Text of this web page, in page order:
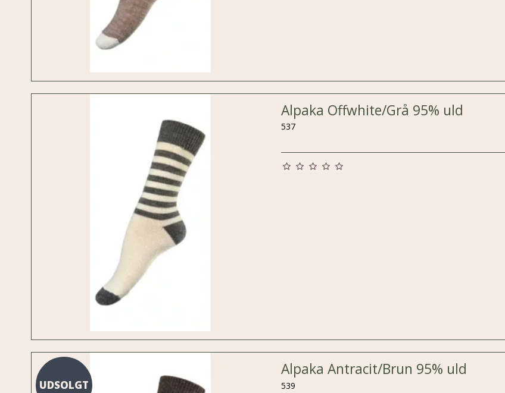
Alpaka Offwhite/Grå 95% uld
537
UDSOLGT
Alpaka Antracit/Brun 95% uld
539